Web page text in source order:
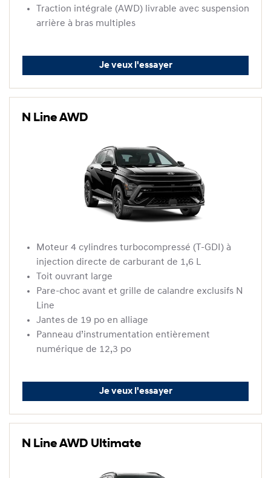
Traction intégrale (AWD) livrable avec suspension
arrière à bras multiples
Je veux l'essayer
N Line AWD
Moteur 4 cylindres turbocompressé (T-GDI) à
injection directe de carburant de 1,6 L
Toit ouvrant large
Pare-choc avant et grille de calandre exclusifs N
Line
Jantes de 19 po en alliage
Panneau d’instrumentation entièrement
numérique de 12,3 po
Je veux l'essayer
N Line AWD Ultimate